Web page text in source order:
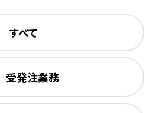
すべて
受発注業務